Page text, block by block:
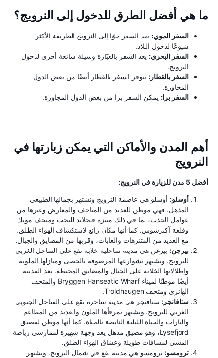
ما هي أفضل الطرق للدخول إلى النرويج؟
السفر الجوي: يعد السفر جوًا إلى النرويج الطريقة الأكثر
شيوعًا لدخول البلاد.
السفر البحري: يعد السفر بالعبّارة وسيلة شائعة أخرى لدخول
النرويج.
السفر بالقطار: يتوفر السفر بالقطار أيضًا من بعض الدول
المجاورة.
السفر برا: يمكن السفر برا من بعض الدول المجاورة.
أهم المدن والأماكن التي يمكن زيارتها في
النرويج
أفضل 5 مدن للزيارة في النرويج:
أوسلو: أوسلو هي عاصمة النرويج وتشتهر بجمالها الطبيعي
المذهل. فهي موطن للعديد من المتاحف والمعارض وغيرها من
عوامل الجذب، بما في ذلك متنزه فيجلاند للنحت ومتحف مونك
وقلعة آكيرشوس. كما أنها مكان رائع لاستكشاف الهواء الطلق،
مع العديد من المتنزهات والغابات، وقربها من المضايق والجبال.
بيرجن: بيرغن هي مدينة ساحلية خلابة تقع على الساحل الغربي
للنرويج. وتشتهر بشوارعها المرصوفة بالحصى ومنازلها الملونة
وإطلالاتها الخلابة على الجبال والمضايق المحيطة. تعد المدينة
أيضًا موطنًا لميناء Bryggen Hanseatic Wharf والمتحف
الهانزي ومتحف Troldhaugen.
ستافانجر: ستافنجر هي مدينة ساحرة تقع على الساحل الجنوبي
الغربي للنرويج. وتشتهر بمرفأها الملون والعديد من المطاعم
والبارات والحياة الليلية النابضة بالحياة. كما أنها موطن لمضيق
Lysefjord، وهو مضيق مذهل يعد وجهة شهيرة لممارسي رياضة
المشي لمسافات طويلة وعشاق الهواء الطلق.
ترومسو: ترومسو هي مدينة تقع في شمال النرويج. وتشتهر